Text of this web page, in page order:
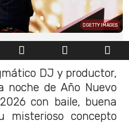
GETTY IMAGES
DJ y productor,
noche de Año Nuevo
con baile, buena
misterioso concepto